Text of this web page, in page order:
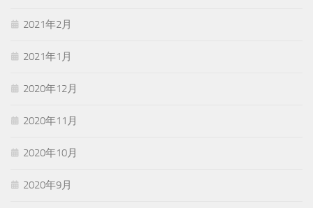
2021年2月
2021年1月
2020年12月
2020年11月
2020年10月
2020年9月